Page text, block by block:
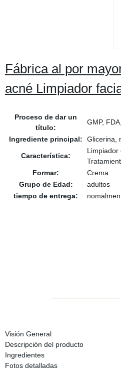
Fábrica al por
acné Limpiador
Proceso de dar un
título:
GMP,
Ingrediente principal: Glicerina,
Característica:
Limpiador
Formar:
Crema
Grupo de Edad:
adultos
tiempo de entrega:
Visión General
Descripción del producto
Ingredientes
Fotos detalladas